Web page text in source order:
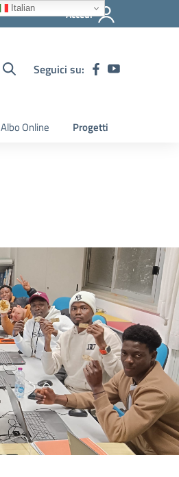
Accedi
Seguici su:
Albo Online Progetti
Italian